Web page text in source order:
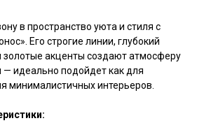
в пространство уюта и стиля с
Его строгие линии, глубокий
золотые акценты создают атмосферу
идеально подойдет как для
минималистичных интерьеров.